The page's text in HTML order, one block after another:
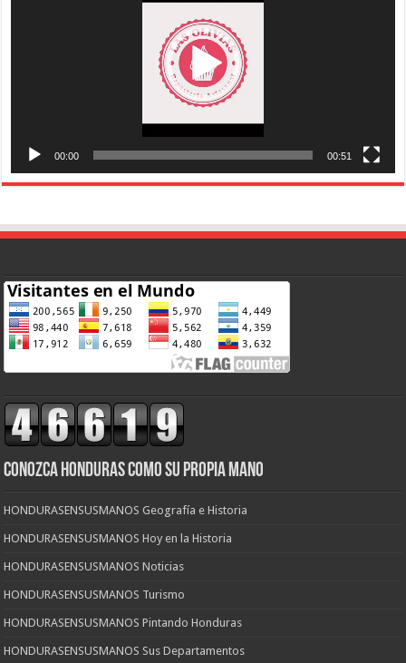
00:00 00:51
CONOZCA HONDURAS COMO SU PROPIA MANO
HONDURASENSUSMANOS Geografía e Historia
HONDURASENSUSMANOS Hoy en la Historia
HONDURASENSUSMANOS Noticias
HONDURASENSUSMANOS Turismo
HONDURASENSUSMANOS Pintando Honduras
HONDURASENSUSMANOS Sus Departamentos